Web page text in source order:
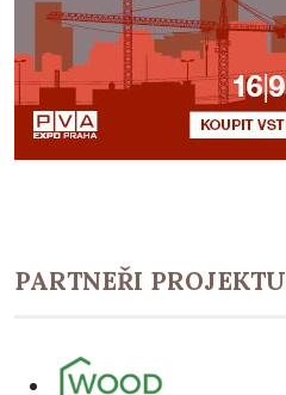
PARTNEŘI PROJEKTU